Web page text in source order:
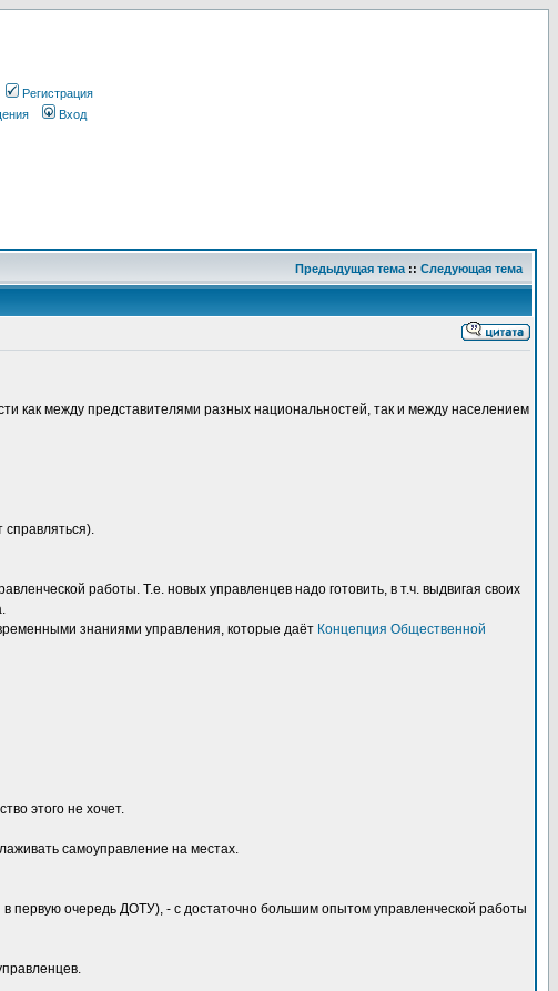
Регистрация
Вход
Предыдущая тема :: Следующая тема
как между представителями разных национальностей, так и между населением
работы. Т.е. новых управленцев надо готовить, в т.ч. выдвигая своих
знаниями управления, которые даёт Концепция Общественной
этого не хочет.
самоуправление на местах.
первую очередь ДОТУ), - с достаточно большим опытом управленческой работы